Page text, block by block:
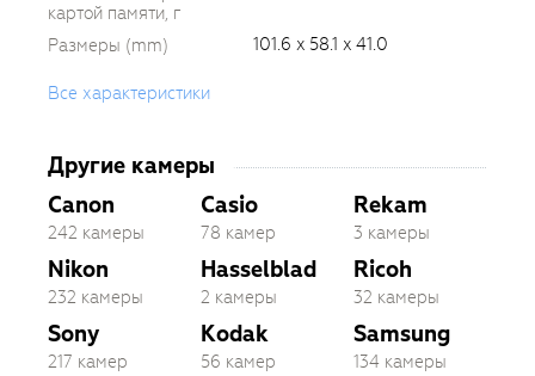
картой памяти, г
Размеры (mm) 101.6 x 58.1 x 41.0
Все характеристики
Другие камеры
Canon
242 камеры
Nikon
232 камеры
Sony
217 камер
Casio
78 камер
Hasselblad
2 камеры
Kodak
56 камер
Rekam
3 камеры
Ricoh
32 камеры
Samsung
134 камеры